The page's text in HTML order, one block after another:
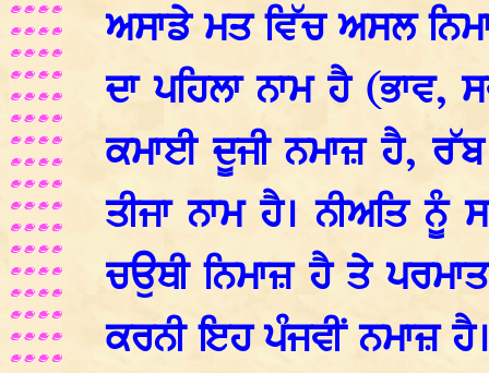
ਅਸਾਡੇ ਮਤ ਵਿੱਚ ਅਸਲ
ਦਾ ਪਹਿਲਾ ਨਾਮ ਹੈ (ਭਾਵ,
ਕਮਾਈ ਦੂਜੀ ਨਮਾਜ਼ ਹੈ, ਰੱਬ
ਤੀਜਾ ਨਾਮ ਹੈ। ਨੀਅਤਿ
ਚਉਥੀ ਨਿਮਾਜ਼ ਹੈ ਤੇ
ਕਰਨੀ ਇਹ ਪੰਜਵੀਂ ਨਮਾਜ਼